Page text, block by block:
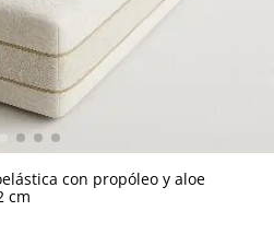
con propóleo y aloe
cm